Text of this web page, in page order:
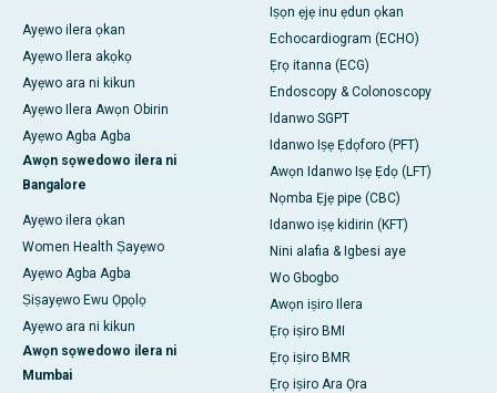
Ayẹwo ilera ọkan
Ayẹwo Ilera akọkọ
Ayẹwo ara ni kikun
Ayẹwo Ilera Awọn Obirin
Ayẹwo Agba Agba
Awọn sọwedowo ilera ni
Bangalore
Ayẹwo ilera ọkan
Women Health Ṣayẹwo
Ayẹwo Agba Agba
Ṣiṣayẹwo Ewu Ọpọlọ
Ayẹwo ara ni kikun
Awọn sọwedowo ilera ni
Mumbai
Iṣọn ẹjẹ inu ẹdun ọkan
Echocardiogram (ECHO)
Ẹrọ itanna (ECG)
Endoscopy & Colonoscopy
Idanwo SGPT
Idanwo Iṣẹ Ẹdọforo (PFT)
Awọn Idanwo Iṣẹ Ẹdọ (LFT)
Nọmba Ẹjẹ pipe (CBC)
Idanwo iṣẹ kidirin (KFT)
Nini alafia & Igbesi aye
Wo Gbogbo
Awọn iṣiro Ilera
Ẹrọ iṣiro BMI
Ẹrọ iṣiro BMR
Ẹrọ iṣiro Ara Ọra